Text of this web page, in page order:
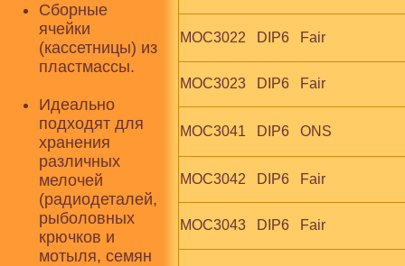
Сборные
ячейки
(кассетницы) из
пластмассы.
Идеально
подходят для
хранения
различных
мелочей
(радиодеталей,
рыболовных
крючков и
мотыля, семян
MOC3022   DIP6   Fair
MOC3023   DIP6   Fair
MOC3041   DIP6   ONS
MOC3042   DIP6   Fair
MOC3043   DIP6   Fair